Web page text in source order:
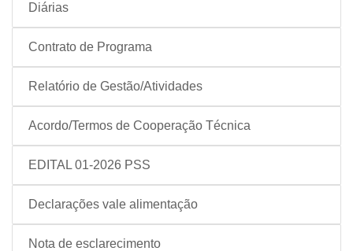
Diárias
Contrato de Programa
Relatório de Gestão/Atividades
Acordo/Termos de Cooperação Técnica
EDITAL 01-2026 PSS
Declarações vale alimentação
Nota de esclarecimento